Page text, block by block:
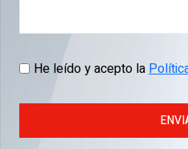
He leído y acepto la